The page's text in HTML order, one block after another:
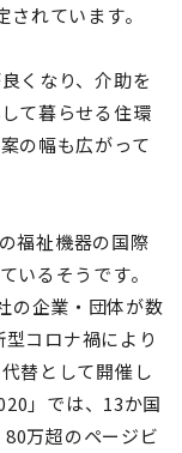
れています。
くなり、介助を
て暮らせる住環
の幅も広がって
福祉機器の国際
いるそうです。
の企業・団体が数
コロナ禍により
替として開催し
」では、13か国
万超のページビ